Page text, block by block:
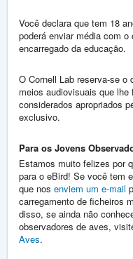
Você declara que tem 18
poderá enviar média com
encarregado da educação.
O Cornell Lab reserva-se o
meios audiovisuais que
considerados apropriados
exclusivo.
Para os Jovens
Estamos muito felizes por
para o eBird! Se você tem
que nos enviem um e-mail
carregamento de ficheiros
disso, se ainda não
observadores de aves,
Aves.